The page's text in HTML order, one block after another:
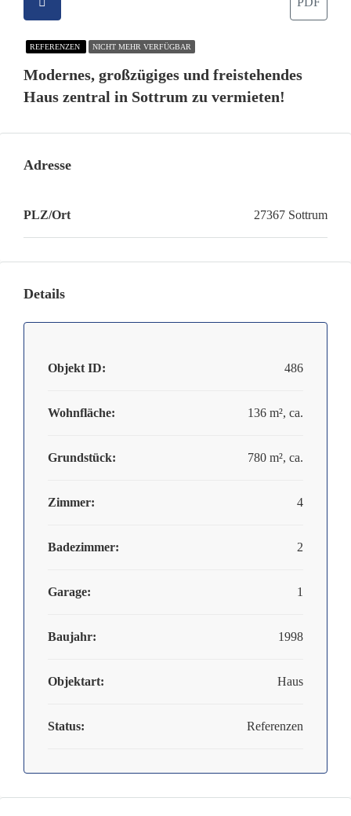
REFERENZEN NICHT MEHR VERFÜGBAR
Modernes, großzügiges und freistehendes
Haus zentral in Sottrum zu vermieten!
Adresse
PLZ/Ort 27367 Sottrum
Details
Objekt ID: 486
Wohnfläche: 136 m², ca.
Grundstück: 780 m², ca.
Zimmer: 4
Badezimmer: 2
Garage: 1
Baujahr: 1998
Objektart: Haus
Status: Referenzen